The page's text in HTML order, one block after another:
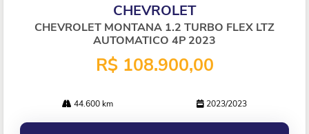
CHEVROLET
CHEVROLET MONTANA 1.2 TURBO FLEX LTZ
AUTOMATICO 4P 2023
R$ 108.900,00
44.600 km 2023/2023